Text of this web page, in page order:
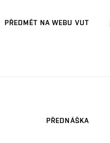
PŘEDMĚT NA WEBU VUT
PŘEDNÁŠKA